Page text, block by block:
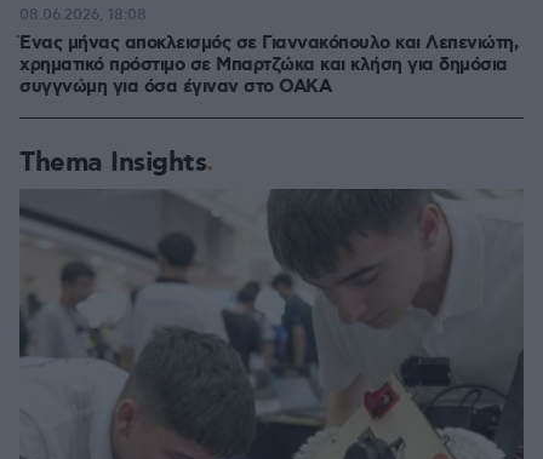
Ένας μήνας αποκλεισμός σε Γιαννακόπουλο και Λεπενιώτη,
χρηματικό πρόστιμο σε Μπαρτζώκα και κλήση για δημόσια
συγγνώμη για όσα έγιναν στο ΟΑΚΑ
08.06.2026, 18:08
Thema Insights